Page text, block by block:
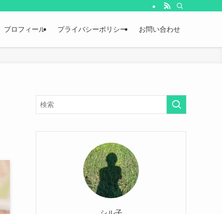
プロフィール プライバシーポリシー お問い合わせ